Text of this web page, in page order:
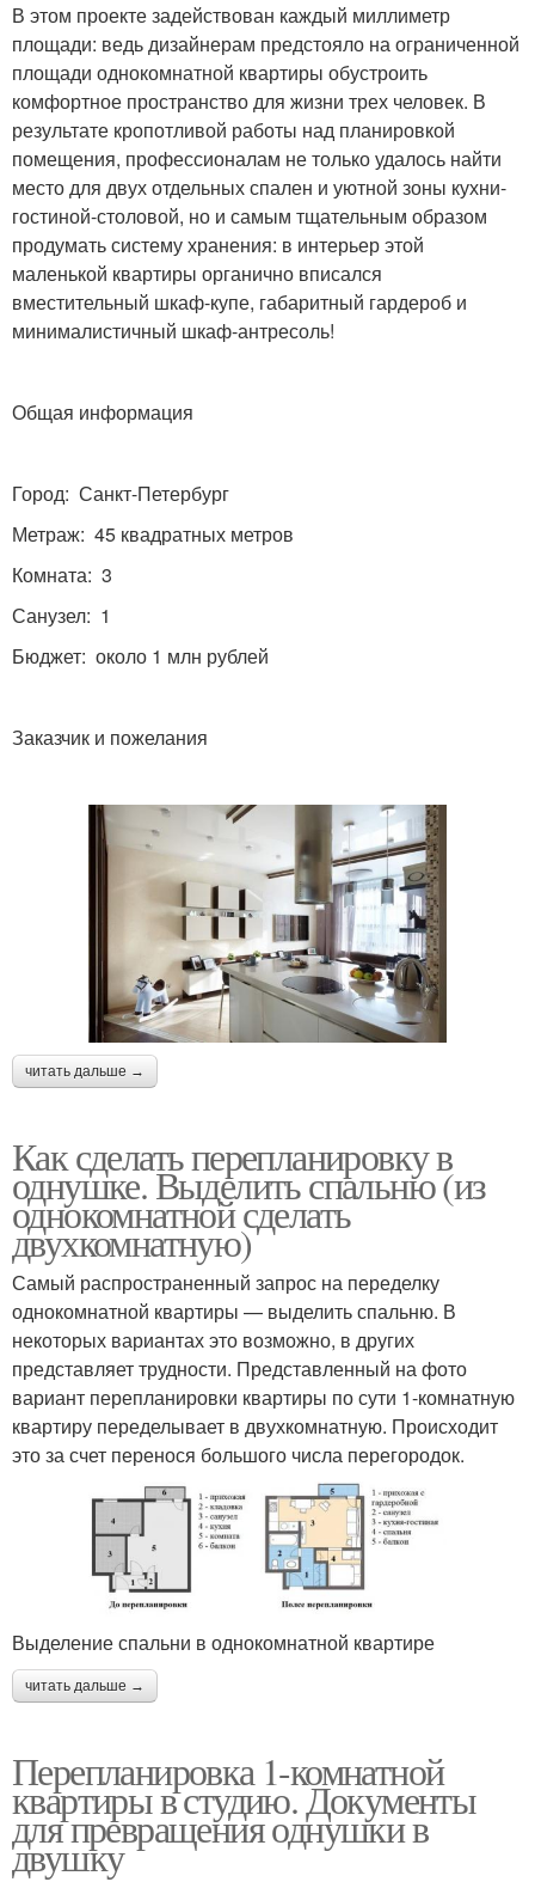
В этом проекте задействован каждый миллиметр
площади: ведь дизайнерам предстояло на ограниченной
площади однокомнатной квартиры обустроить
комфортное пространство для жизни трех человек. В
результате кропотливой работы над планировкой
помещения, профессионалам не только удалось найти
место для двух отдельных спален и уютной зоны кухни-
гостиной-столовой, но и самым тщательным образом
продумать систему хранения: в интерьер этой
маленькой квартиры органично вписался
вместительный шкаф-купе, габаритный гардероб и
минималистичный шкаф-антресоль!
Общая информация
Город: Санкт-Петербург
Метраж: 45 квадратных метров
Комната: 3
Санузел: 1
Бюджет: около 1 млн рублей
Заказчик и пожелания
читать дальше →
Как сделать перепланировку в
однушке. Выделить спальню (из
однокомнатной сделать
двухкомнатную)
Самый распространенный запрос на переделку
однокомнатной квартиры — выделить спальню. В
некоторых вариантах это возможно, в других
представляет трудности. Представленный на фото
вариант перепланировки квартиры по сути 1-комнатную
квартиру переделывает в двухкомнатную. Происходит
это за счет перенося большого числа перегородок.
Выделение спальни в однокомнатной квартире
читать дальше →
Перепланировка 1-комнатной
квартиры в студию. Документы
для превращения однушки в
двушку